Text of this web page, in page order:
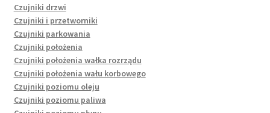
Czujniki drzwi
Czujniki i przetworniki
Czujniki parkowania
Czujniki położenia
Czujniki położenia wałka rozrządu
Czujniki położenia wału korbowego
Czujniki poziomu oleju
Czujniki poziomu paliwa